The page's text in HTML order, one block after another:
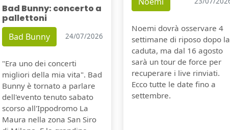
Bad Bunny: concerto a
pallettoni
Bad Bunny 24/07/2026
"Era uno dei concerti
migliori della mia vita". Bad
Bunny è tornato a parlare
dell'evento tenuto sabato
scorso all'Ippodromo La
Maura nella zona San Siro
Noemi dovrà osservare 4
settimane di riposo dopo la
caduta, ma dal 16 agosto
sarà un tour de force per
recuperare i live rinviati.
Ecco tutte le date fino a
settembre.